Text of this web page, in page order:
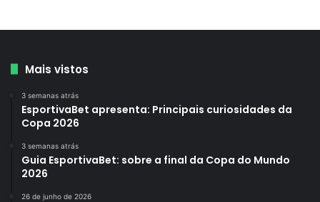
Mais vistos
3 semanas atrás
EsportivaBet apresenta: Principais curiosidades da
Copa 2026
3 semanas atrás
Guia EsportivaBet: sobre a final da Copa do Mundo
2026
26 de junho de 2026